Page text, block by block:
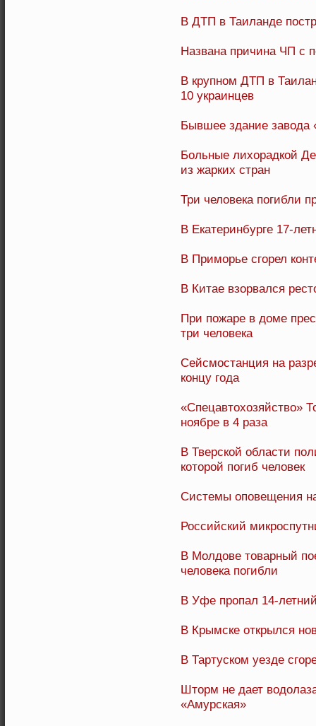
В ДТП в Таиланде
Названа причина ЧП с
В крупном ДТП в
10 украинцев
Бывшее здание завода
Больные лихорадкой
из жарких стран
Три человека погибли
В Екатеринбурге 17-
В Приморье сгорел
В Китае взорвался
При пожаре в доме
три человека
Сейсмостанция на
концу года
«Спецавтохозяйство»
ноябре в 4 раза
В Тверской области
которой погиб человек
Системы оповещения
Российский
В Молдове товарный
человека погибли
В Уфе пропал 14-
В Крымске открылся
В Тартуском уезде
Шторм не дает
«Амурская»